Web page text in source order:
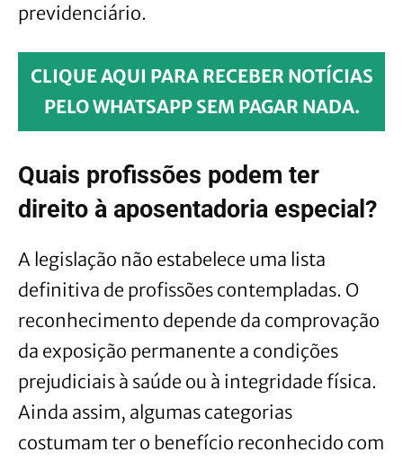
previdenciário.
CLIQUE AQUI PARA RECEBER NOTÍCIAS
PELO WHATSAPP SEM PAGAR NADA.
Quais profissões podem ter
direito à aposentadoria especial?
A legislação não estabelece uma lista
definitiva de profissões contempladas. O
reconhecimento depende da comprovação
da exposição permanente a condições
prejudiciais à saúde ou à integridade física.
Ainda assim, algumas categorias
costumam ter o benefício reconhecido com